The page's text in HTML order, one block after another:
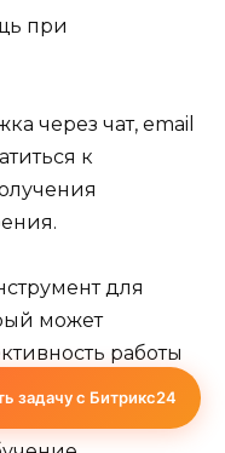
при
через чат, email
к
для
может
работы
и
задачу с Битрикс24